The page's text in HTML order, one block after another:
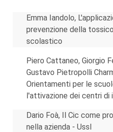
Emma Iandolo,
prevenzione della
scolastico
Piero Cattaneo, Giorgio
Gustavo Pietropolli
Orientamenti per le
l'attivazione dei centri di
Dario Foà, Il Cic come
nella azienda - Ussl